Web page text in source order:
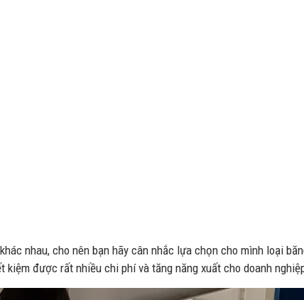
nhau, cho nên bạn hãy cân nhắc lựa chọn cho mình loại
được rất nhiều chi phí và tăng năng xuất cho doanh